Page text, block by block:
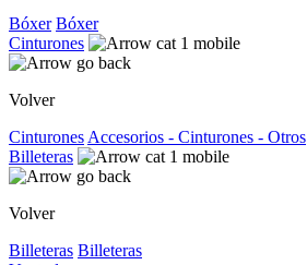
Bóxer Bóxer
Cinturones
Volver
Cinturones Accesorios - Cinturones - Otros
Billeteras
Volver
Billeteras Billeteras